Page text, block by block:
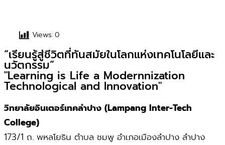
Views:0
“เรียนรู้สู่ชีวิตที่ทันสมัยในโลกแห่งเทคโนโลยีและ
นวัตกรรม”
"Learning is Life a Modernnization
Technological and Innovation"
วิทยาลัยอินเตอร์เทคลำปาง (Lampang Inter-Tech
College)
173/1 ถ. พหลโยธิน ตำบล ชมพู อำเภอเมืองลำปาง ลำปาง